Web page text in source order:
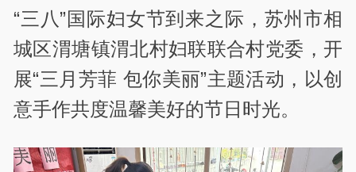
“三八”国际妇女节到来之际，苏州市相
城区渭塘镇渭北村妇联联合村党委，开
展“三月芳菲 包你美丽”主题活动，以创
意手作共度温馨美好的节日时光。